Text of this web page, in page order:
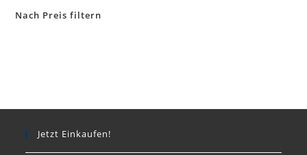
Nach Preis filtern
Jetzt Einkaufen!